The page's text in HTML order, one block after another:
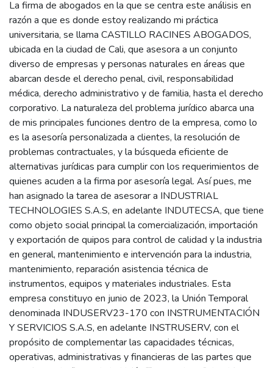
La firma de abogados en la que se centra este análisis en
razón a que es donde estoy realizando mi práctica
universitaria, se llama CASTILLO RACINES ABOGADOS,
ubicada en la ciudad de Cali, que asesora a un conjunto
diverso de empresas y personas naturales en áreas que
abarcan desde el derecho penal, civil, responsabilidad
médica, derecho administrativo y de familia, hasta el derecho
corporativo. La naturaleza del problema jurídico abarca una
de mis principales funciones dentro de la empresa, como lo
es la asesoría personalizada a clientes, la resolución de
problemas contractuales, y la búsqueda eficiente de
alternativas jurídicas para cumplir con los requerimientos de
quienes acuden a la firma por asesoría legal. Así pues, me
han asignado la tarea de asesorar a INDUSTRIAL
TECHNOLOGIES S.A.S, en adelante INDUTECSA, que tiene
como objeto social principal la comercialización, importación
y exportación de quipos para control de calidad y la industria
en general, mantenimiento e intervención para la industria,
mantenimiento, reparación asistencia técnica de
instrumentos, equipos y materiales industriales. Esta
empresa constituyo en junio de 2023, la Unión Temporal
denominada INDUSERV23-170 con INSTRUMENTACIÓN
Y SERVICIOS S.A.S, en adelante INSTRUSERV, con el
propósito de complementar las capacidades técnicas,
operativas, administrativas y financieras de las partes que